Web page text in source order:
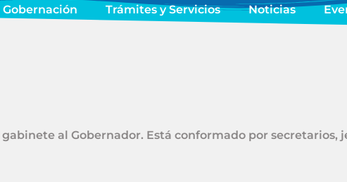
Gobernación Trámites y Servicios Noticias
al Gobernador. Está conformado por